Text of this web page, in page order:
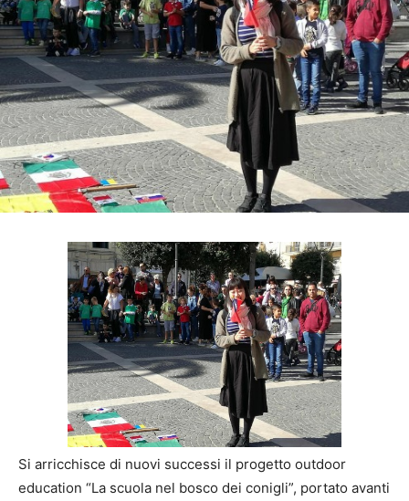
Si arricchisce di nuovi successi il progetto outdoor
education “La scuola nel bosco dei conigli”, portato avanti